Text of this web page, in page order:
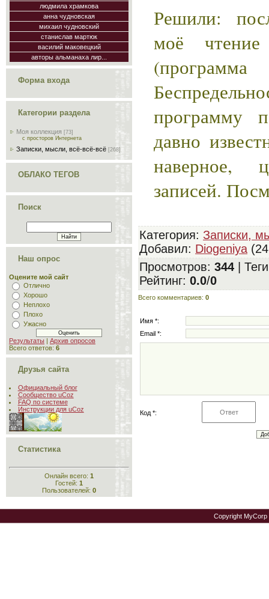
людмила храмкова
анна чудновская
михаил чудновский
станислав мартюк
василий маковецкий
авторы альманаха лир...
Форма входа
Категории раздела
Моя коллекция [73]
с просторов Интернета
Записки, мысли, всё-всё-всё [268]
ОБЛАКО ТЕГОВ
Поиск
Наш опрос
Оцените мой сайт
Отлично
Хорошо
Неплохо
Плохо
Ужасно
Результаты | Архив опросов
Всего ответов: 6
Друзья сайта
Официальный блог
Сообщество uCoz
FAQ по системе
Инструкции для uCoz
Статистика
Онлайн всего: 1
Гостей: 1
Пользователей: 0
Решили:
моё
программу
давно
наверное,
записей.
Категория: Записки,
Добавил: Diogeniya
Просмотров: 344 | Теги
Рейтинг: 0.0/0
Всего комментариев: 0
Имя *:
Email *:
Код *:
Copyright MyCorp